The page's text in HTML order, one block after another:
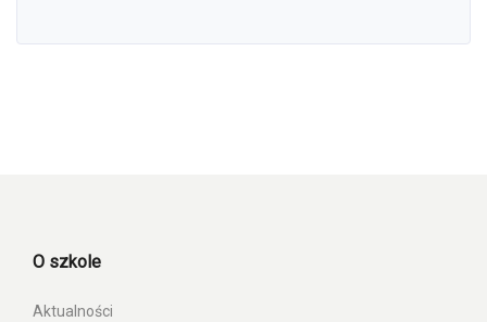
O szkole
Aktualności